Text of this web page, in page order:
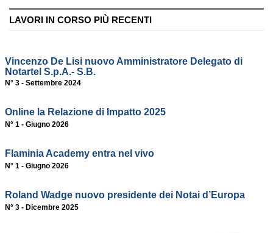
LAVORI IN CORSO PIÙ RECENTI
Vincenzo De Lisi nuovo Amministratore Delegato di
Notartel S.p.A.- S.B.
N° 3 - Settembre 2024
Online la Relazione di Impatto 2025
N° 1 - Giugno 2026
Flaminia Academy entra nel vivo
N° 1 - Giugno 2026
Roland Wadge nuovo presidente dei Notai d’Europa
N° 3 - Dicembre 2025